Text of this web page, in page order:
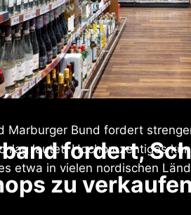
fordert,
zu verkaufen
Marburger Bund fordert
lautet, Hochprozentiges
etwa in vielen nordischen